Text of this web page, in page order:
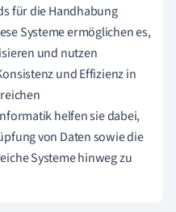
für die Handhabung
Systeme ermöglichen es,
und nutzen
und Effizienz in
helfen sie dabei,
von Daten sowie die
Systeme hinweg zu